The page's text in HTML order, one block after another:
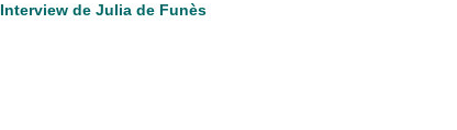
Interview de Julia de Funès